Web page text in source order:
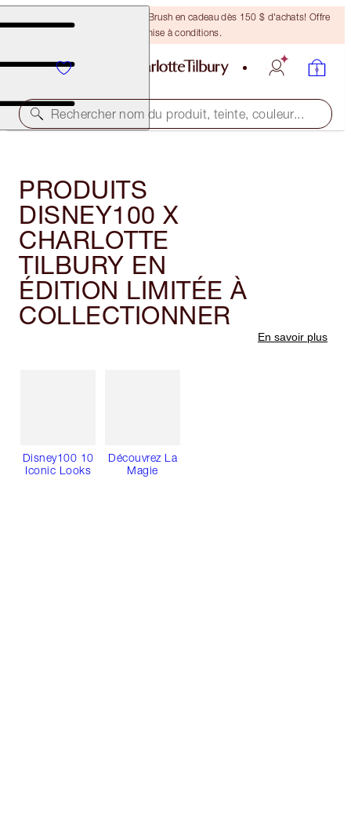
Recevez un pinceau Bronzing Brush en cadeau dès 150 $ d'achats! Offre
soumise à conditions.
Rechercher nom du produit, teinte, couleur...
PRODUITS
DISNEY100 X
CHARLOTTE
TILBURY EN
ÉDITION LIMITÉE À
COLLECTIONNER
En savoir plus
Disney100 10
Iconic Looks
Découvrez La
Magie